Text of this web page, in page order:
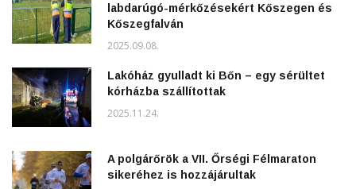
labdarúgó-mérkőzésekért Kőszegen és
Kőszegfalván
2025.09.08.
Lakóház gyulladt ki Bőn – egy sérültet
kórházba szállítottak
2025.11.24.
A polgárőrök a VII. Őrségi Félmaraton
sikeréhez is hozzájárultak